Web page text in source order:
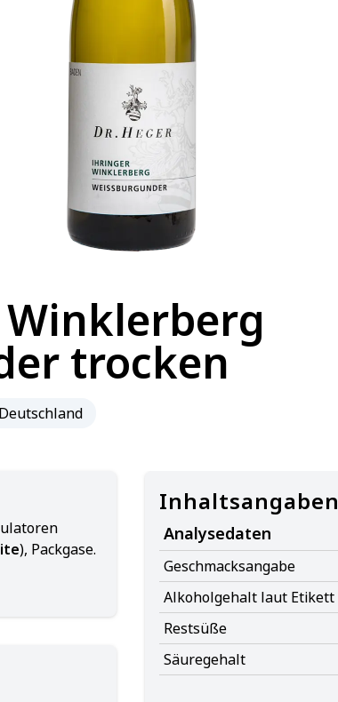
trocken
Deutschland
), Packgase.
Inhaltsangaben
Analysedaten
Geschmacksangabe
Alkoholgehalt laut Etikett
Restsüße
Säuregehalt